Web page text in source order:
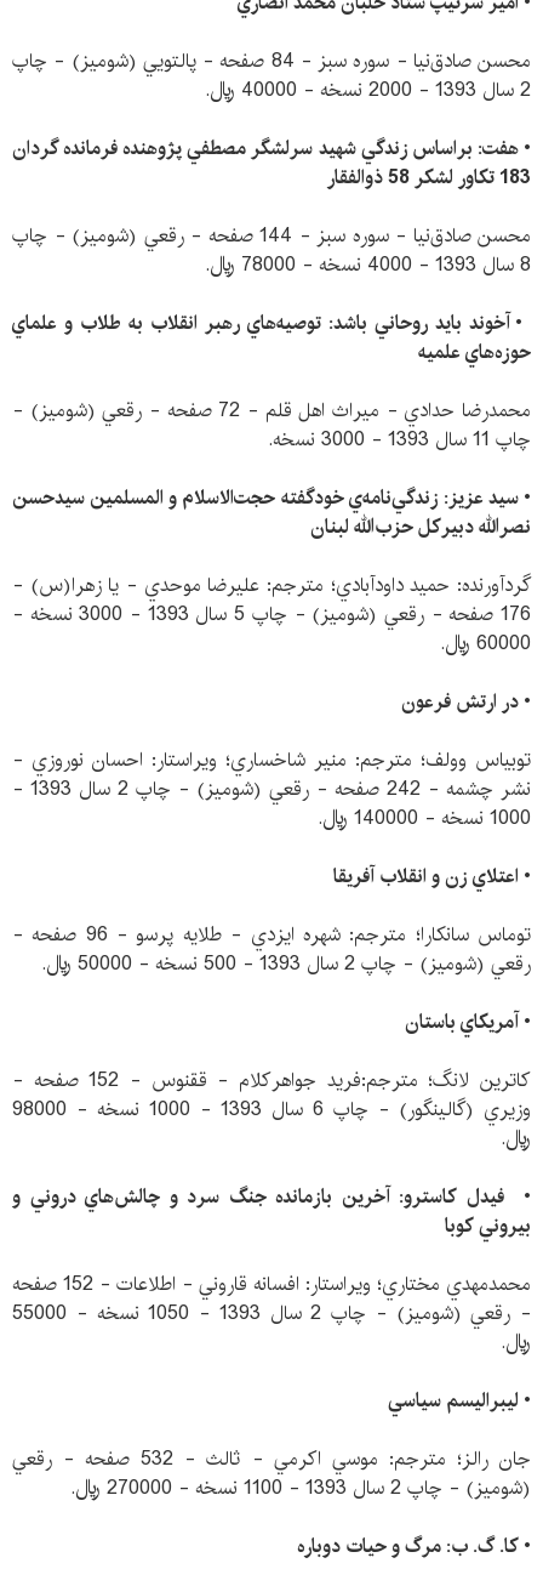
محسن صادق‌نيا - سوره سبز - 84 صفحه - پالتويي (شوميز) - چاپ
2 سال 1393 - 2000 نسخه - 40000 ريال.
• هفت: براساس زندگي شهيد سرلشگر مصطفي پژوهنده فرمانده گردان
183 تكاور لشكر 58 ذوالفقار
محسن صادق‌نيا - سوره سبز - 144 صفحه - رقعي (شوميز) - چاپ
8 سال 1393 - 4000 نسخه - 78000 ريال.
• آخوند بايد روحاني باشد: توصيه‌هاي رهبر انقلاب به طلاب و علماي
حوزه‌هاي علميه
محمدرضا حدادي - ميراث اهل قلم - 72 صفحه - رقعي (شوميز) -
چاپ 11 سال 1393 - 3000 نسخه.
•سيد عزيز: زندگي‌نامه‌ي خودگفته حجت‌الاسلام و المسلمين سيدحسن
نصرالله دبيركل حزب‌الله لبنان
گردآورنده: حميد داودآبادي؛ مترجم: عليرضا موحدي - يا زهرا(س) -
176 صفحه - رقعي (شوميز) - چاپ 5 سال 1393 - 3000 نسخه -
60000 ريال.
• در ارتش فرعون
توبياس وولف؛ مترجم: منير شاخساري؛ ويراستار: احسان نوروزي -
نشر چشمه - 242 صفحه - رقعي (شوميز) - چاپ 2 سال 1393 -
1000 نسخه - 140000 ريال.
• اعتلاي زن و انقلاب آفريقا
توماس سانكارا؛ مترجم: شهره ايزدي - طلايه پرسو - 96 صفحه -
رقعي (شوميز) - چاپ 2 سال 1393 - 500 نسخه - 50000 ريال.
•آمريكاي باستان
كاترين لانگ؛ مترجم:فريد جواهركلام - ققنوس - 152 صفحه -
وزيري (گالينگور) - چاپ 6 سال 1393 - 1000 نسخه - 98000
ريال.
•
فيدل كاسترو: آخرين بازمانده جنگ سرد و چالش‌هاي دروني و
بيروني كوبا
محمدمهدي مختاري؛ ويراستار: افسانه قاروني - اطلاعات - 152 صفحه
- رقعي (شوميز) - چاپ 2 سال 1393 - 1050 نسخه - 55000
ريال.
• ليبراليسم سياسي
جان رالز؛ مترجم: موسي اكرمي - ثالث - 532 صفحه - رقعي
(شوميز) - چاپ 2 سال 1393 - 1100 نسخه - 270000 ريال.
• كا. گ. ب: مرگ و حيات دوباره